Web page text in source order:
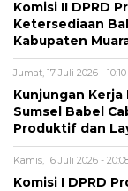
Komisi II DPRD
Ketersediaan
Kabupaten
Jumat, 17 Juli 2026 -
Kunjungan Kerja
Sumsel Babel
Produktif dan
Kamis, 16 Juli 2026 -
Komisi I DPRD